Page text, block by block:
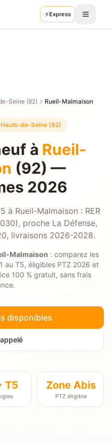
⚡Express
Seine (92) Rueil-Malmaison
Hauts-de-Seine (92)
à Rueil-
(92) —
2026
à Rueil-Malmaison : RER
proche La Défense,
livraisons 2026-2028.
Malmaison : comparez les
au T5, éligibles PTZ 2026 et
100 % gratuit, sans frais
disponibles
T5 Zone Abis
PTZ éligible
plans